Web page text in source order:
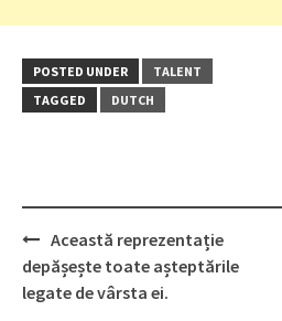
POSTED UNDER
TALENT
TAGGED
DUTCH
Post
navigation
Această reprezentație
depășește toate așteptările
legate de vârsta ei.